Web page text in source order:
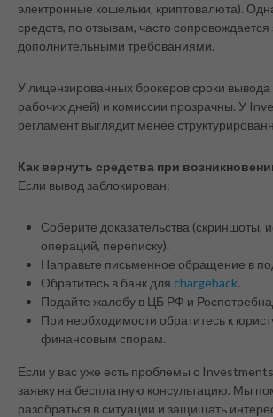
электронные кошельки, криптовалюта).
средств, по отзывам, часто
дополнительными требованиями.
У лицензированных брокеров сроки вывода
рабочих дней) и комиссии прозрачны. У
регламент выглядит менее
Как вернуть средства при
Если вывод заблокирован:
Соберите доказательства (скриншоты,
операций, переписку).
Направьте письменное обращение в
Обратитесь в банк для chargeback.
Подайте жалобу в ЦБ РФ и
При необходимости обратитесь к
финансовым спорам.
Если у вас уже есть проблемы с
заявку на бесплатную консультацию. Мы
разобраться в ситуации и защищать